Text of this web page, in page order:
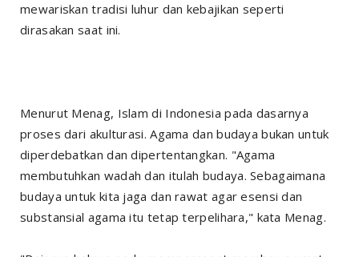
mewariskan tradisi luhur dan kebajikan seperti
dirasakan saat ini.
Menurut Menag, Islam di Indonesia pada dasarnya
proses dari akulturasi. Agama dan budaya bukan untuk
diperdebatkan dan dipertentangkan. "Agama
membutuhkan wadah dan itulah budaya. Sebagaimana
budaya untuk kita jaga dan rawat agar esensi dan
substansial agama itu tetap terpelihara," kata Menag.